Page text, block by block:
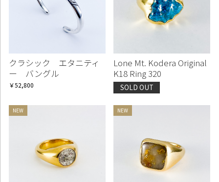
クラシック エタニティ
ー バングル
￥52,800
Lone Mt. Kodera Original
K18 Ring 320
SOLD OUT